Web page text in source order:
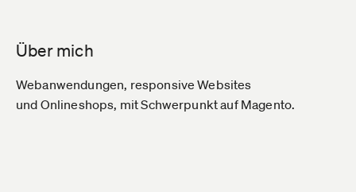
Über mich
Webanwendungen, responsive Websites
und Onlineshops, mit Schwerpunkt auf Magento.